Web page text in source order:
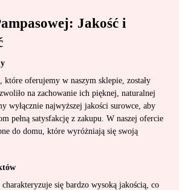
Jakość i
które oferujemy w naszym sklepie, zostały
na zachowanie ich pięknej, naturalnej
wyłącznie najwyższej jakości surowce, aby
pełną satysfakcję z zakupu. W naszej ofercie
do domu, które wyróżniają się swoją
charakteryzuje się bardzo wysoką jakością, co